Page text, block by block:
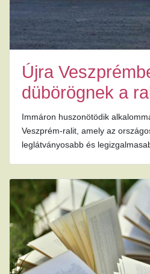
Újra
dübörögnek a
Immáron huszonötödik
Veszprém-ralit, amely az
leglátványosabb és